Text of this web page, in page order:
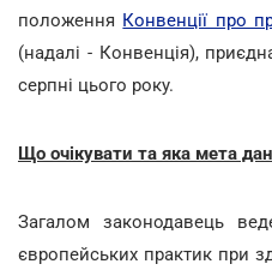
положення Конвенції про
(надалі - Конвенція),
серпні цього року.
Що очікувати та яка мета
Загалом законодавець
європейських практик при